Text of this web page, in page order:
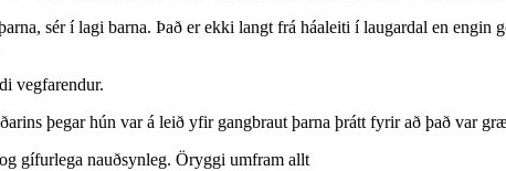
sér í lagi barna. Það er ekki langt frá háaleiti í laugardal en
vegfarendur.
þegar hún var á leið yfir gangbraut þarna þrátt fyrir að það var
gífurlega nauðsynleg. Öryggi umfram allt